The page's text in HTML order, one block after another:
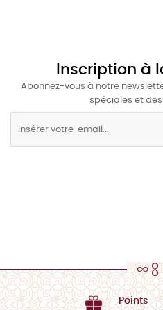
Inscription à
Abonnez-vous à notre
spéciales et
Points